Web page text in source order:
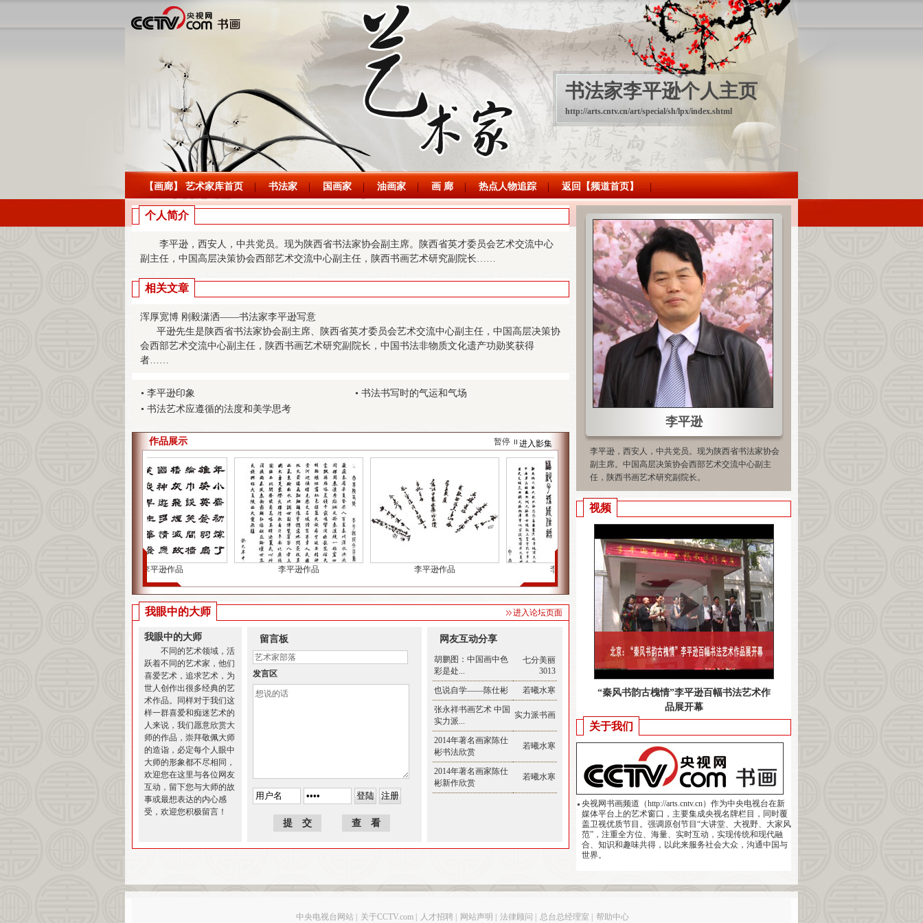
书法家李平逊个人主页
http://arts.cntv.cn/art/special/sh/lpx/index.shtml
【画廊】 艺术家库首页 书法家 国画家 油画家 画 廊 热点人物追踪 返回【频道首页】
个人简介
李平逊，西安人，中共党员。现为陕西省书法家协会副主席。陕西省英才委员会艺术交流中心
副主任，中国高层决策协会西部艺术交流中心副主任，陕西书画艺术研究副院长……
相关文章
浑厚宽博 刚毅潇洒——书法家李平逊写意
平逊先生是陕西省书法家协会副主席、陕西省英才委员会艺术交流中心副主任，中国高层决策协
会西部艺术交流中心副主任，陕西书画艺术研究副院长，中国书法非物质文化遗产功勋奖获得
者……
李平逊印象
书法书写时的气运和气场
书法艺术应遵循的法度和美学思考
作品展示 进入影集
李平逊作品 李平逊作品 李平逊作品 李平逊作品 李平逊作品
暂停
我眼中的大师 进入论坛页面
我眼中的大师
不同的艺术领域，活
跃着不同的艺术家，他们
喜爱艺术，追求艺术，为
世人创作出很多经典的艺
术作品。同样对于我们这
样一群喜爱和痴迷艺术的
人来说，我们愿意欣赏大
师的作品，崇拜敬佩大师
的造诣，必定每个人眼中
大师的形象都不尽相同，
欢迎您在这里与各位网友
互动，留下您与大师的故
事或最想表达的内心感
受，欢迎您积极留言！
留言板
发言区
网友互动分享
胡鹏图：中国画中色
彩是处...
七分美丽
3013
也说自学——陈仕彬
若曦水寒
张永祥书画艺术 中国
实力派...
实力派书画
2014年著名画家陈仕
彬书法欣赏
若曦水寒
2014年著名画家陈仕
彬新作欣赏
若曦水寒
李平逊
李平逊，西安人，中共党员。现为陕西省书法家协会
副主席。中国高层决策协会西部艺术交流中心副主
任，陕西书画艺术研究副院长。
视频
“秦风书韵古槐情”李平逊百幅书法艺术作
品展开幕
关于我们
央视网书画频道（http://arts.cntv.cn）作为中央电视台在新
媒体平台上的艺术窗口，主要集成央视名牌栏目，同时覆
盖卫视优质节目。强调原创节目“大讲堂、大视野、大家风
范”，注重全方位、海量、实时互动，实现传统和现代融
合、知识和趣味共得，以此来服务社会大众，沟通中国与
世界。
中央电视台网站 关于CCTV.com 人才招聘 网站声明 法律顾问 总台总经理室 帮助中心